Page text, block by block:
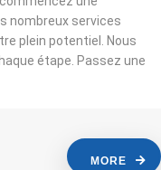
nombreux services
plein potentiel. Nous
étape. Passez une
MORE